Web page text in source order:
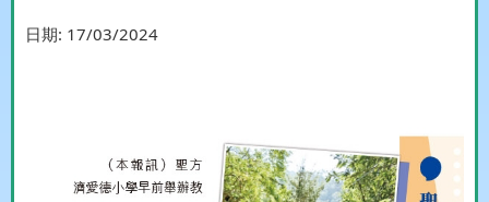
日期: 17/03/2024